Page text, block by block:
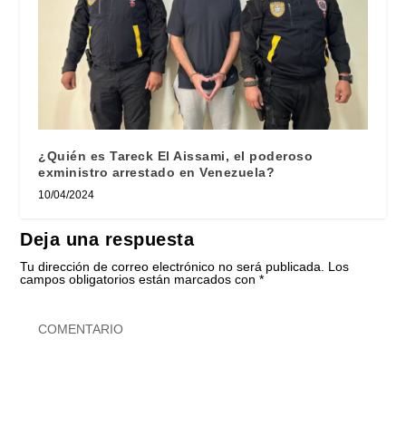
¿Quién es Tareck El Aissami, el poderoso
exministro arrestado en Venezuela?
10/04/2024
Deja una respuesta
Tu dirección de correo electrónico no será publicada.
Los
campos obligatorios están marcados con*